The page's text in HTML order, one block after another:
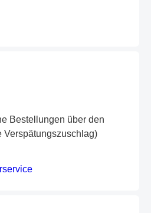
Bestellungen über den
Verspätungszuschlag)
rservice